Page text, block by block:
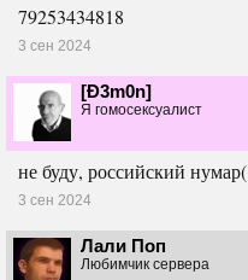
79253434818
3 сен 2024
[Ð3m0n]
Я гомосексуалист
не буду, российский нумар(
3 сен 2024
Лали Поп
Любимчик сервера